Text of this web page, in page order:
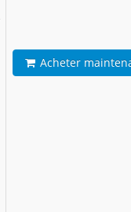
Acheter